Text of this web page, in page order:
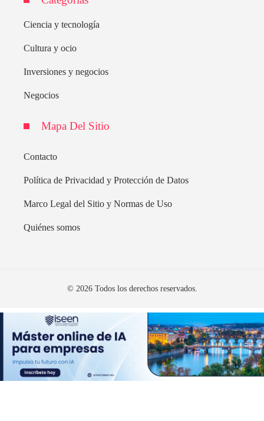
Ciencia y tecnología
Cultura y ocio
Inversiones y negocios
Negocios
Mapa Del Sitio
Contacto
Política de Privacidad y Protección de Datos
Marco Legal del Sitio y Normas de Uso
Quiénes somos
© 2026 Todos los derechos reservados.